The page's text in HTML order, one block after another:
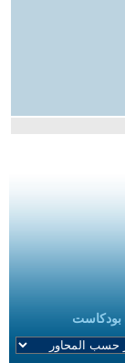
بودكاست